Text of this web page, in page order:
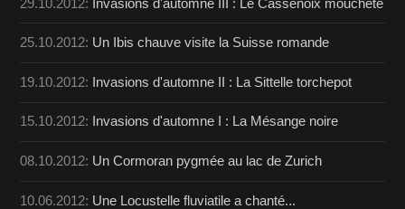
29.10.2012: Invasions d'automne III : Le Cassenoix moucheté
25.10.2012: Un Ibis chauve visite la Suisse romande
19.10.2012: Invasions d'automne II : La Sittelle torchepot
15.10.2012: Invasions d'automne I : La Mésange noire
08.10.2012: Un Cormoran pygmée au lac de Zurich
10.06.2012: Une Locustelle fluviatile a chanté...